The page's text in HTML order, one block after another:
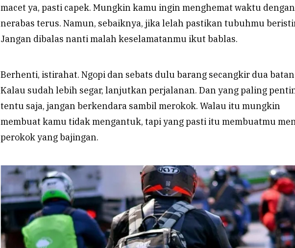
macet ya, pasti capek. Mungkin kamu ingin menghemat waktu dengan
nerabas terus. Namun, sebaiknya, jika lelah pastikan tubuhmu
Jangan dibalas nanti malah keselamatanmu ikut bablas.
Berhenti, istirahat. Ngopi dan sebats dulu barang secangkir dua
Kalau sudah lebih segar, lanjutkan perjalanan. Dan yang paling
tentu saja, jangan berkendara sambil merokok. Walau itu mungkin
membuat kamu tidak mengantuk, tapi yang pasti itu membuatmu
perokok yang bajingan.